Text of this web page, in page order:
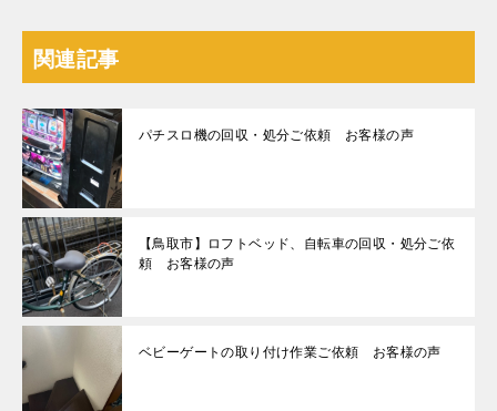
関連記事
パチスロ機の回収・処分ご依頼 お客様の声
【鳥取市】ロフトベッド、自転車の回収・処分ご依
頼 お客様の声
ベビーゲートの取り付け作業ご依頼 お客様の声